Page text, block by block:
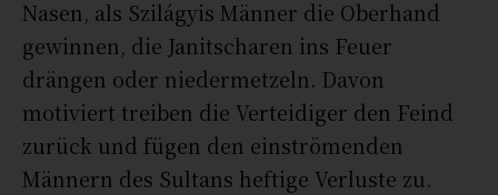
Nasen, als Szilágyis Männer die Oberhand
gewinnen, die Janitscharen ins Feuer
drängen oder niedermetzeln. Davon
motiviert treiben die Verteidiger den Feind
zurück und fügen den einströmenden
Männern des Sultans heftige Verluste zu.